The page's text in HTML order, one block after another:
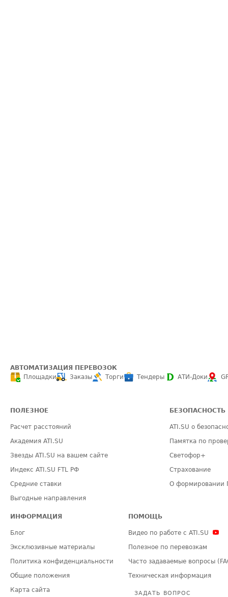
АВТОМАТИЗАЦИЯ ПЕРЕВОЗОК
Площадки
Заказы Торги Тендеры АТИ-Доки
ПОЛЕЗНОЕ
Расчет расстояний
Академия ATI.SU
Звезды ATI.SU на вашем сайте
Индекс ATI.SU FTL РФ
Средние ставки
Выгодные направления
БЕЗОПАСНОСТЬ
ATI.SU о
Памятка по
Светофор+
Страхование
О формировании
ИНФОРМАЦИЯ
Блог
Эксклюзивные материалы
Политика конфиденциальности
Общие положения
Карта сайта
ПОМОЩЬ
Видео по работе с ATI.SU
Полезное по перевозкам
Часто задаваемые вопросы
Техническая информация
ЗАДАТЬ ВОПРОС